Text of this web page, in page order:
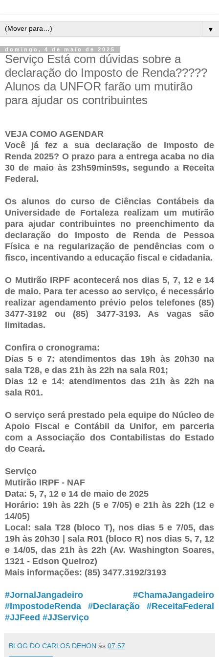
▼
domingo, 4 de maio de 2025
Serviço Está com dúvidas sobre a
declaração do Imposto de Renda?????
Alunos da UNFOR farão um mutirão
para ajudar os contribuintes
VEJA COMO AGENDAR
Você já fez a sua declaração de Imposto de
Renda 2025? O prazo para a entrega acaba no dia
30 de maio às 23h59min59s, segundo a Receita
Federal.
Os alunos do curso de Ciências Contábeis da
Universidade de Fortaleza realizam um mutirão
para ajudar contribuintes no preenchimento da
declaração do Imposto de Renda de Pessoa
Física e na regularização de pendências com o
fisco, incentivando a educação fiscal e cidadania.
O Mutirão IRPF acontecerá nos dias 5, 7, 12 e 14
de maio. Para ter acesso ao serviço, é necessário
realizar agendamento prévio pelos telefones (85)
3477-3192 ou (85) 3477-3193. As vagas são
limitadas.
Confira o cronograma:
Dias 5 e 7: atendimentos das 19h às 20h30 na
sala T28, e das 21h às 22h na sala R01;
Dias 12 e 14: atendimentos das 21h às 22h na
sala R01.
O serviço será prestado pela equipe do Núcleo de
Apoio Fiscal e Contábil da Unifor, em parceria
com a Associação dos Contabilistas do Estado
do Ceará.
Serviço
Mutirão IRPF - NAF
Data: 5, 7, 12 e 14 de maio de 2025
Horário: 19h às 22h (5 e 7/05) e 21h às 22h (12 e
14/05)
Local: sala T28 (bloco T), nos dias 5 e 7/05, das
19h às 20h30 | sala R01 (bloco R) nos dias 5, 7, 12
e 14/05, das 21h às 22h (Av. Washington Soares,
1321 - Edson Queiroz)
Mais informações: (85) 3477.3192/3193
#JornalJangadeiro
#ChamaJangadeiro
#ImpostodeRenda
#Declaração
#ReceitaFederal
#JJFeed #JJServiço
BLOG DO CARLOS DEHON às 07:57